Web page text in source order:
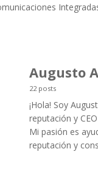
Augusto
22 posts
¡Hola! Soy
reputación y
Mi pasión es
reputación y